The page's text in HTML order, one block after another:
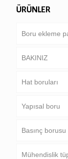
ÜRÜNLER
Boru ekleme
BAKINIZ
Boru & kasa
Sondaj
Ağır
Hat boruları
Ortak boru
Özel servis
Yapısal boru
Yuvarlak,
Galvanizli
Basınç borusu
Kazan, ısı
Mühendislik